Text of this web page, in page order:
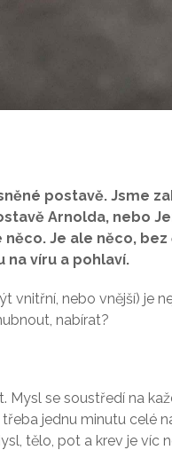
postavě. Jsme
Arnolda, nebo
Je ale něco,
na víru a pohlaví.
nebo vnější) je
nabírat?
se soustředí na
jednu minutu celé
tělo, pot a krev je víc